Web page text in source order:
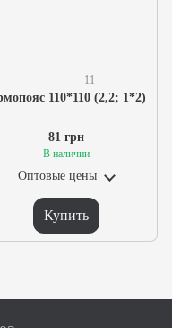
11
110*110 (2,2; 1*2)
81 грн
В наличии
Оптовые цены
Купить